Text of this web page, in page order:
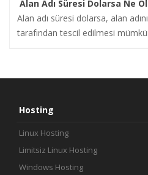
Alan Adı Süresi Dolarsa Ne
Alan adı süresi dolarsa, alan
tarafından tescil edilmesi
Hosting
Linux Hosting
Limitsiz Linux Hosting
Windows Hosting